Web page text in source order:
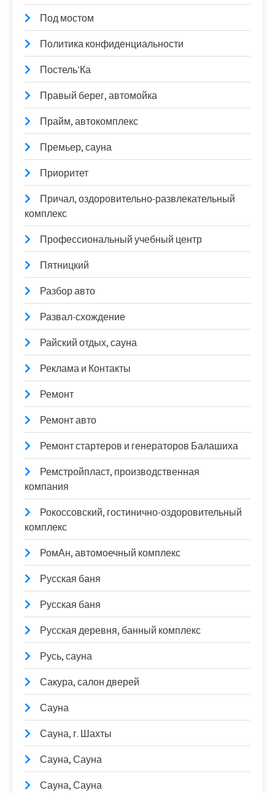
Под мостом
Политика конфиденциальности
Постель’Ка
Правый берег, автомойка
Прайм, автокомплекс
Премьер, сауна
Приоритет
Причал, оздоровительно-развлекательный
комплекс
Профессиональный учебный центр
Пятницкий
Разбор авто
Развал-схождение
Райский отдых, сауна
Реклама и Контакты
Ремонт
Ремонт авто
Ремонт стартеров и генераторов Балашиха
Ремстройпласт, производственная
компания
Рокоссовский, гостинично-оздоровительный
комплекс
РомАн, автомоечный комплекс
Русская баня
Русская баня
Русская деревня, банный комплекс
Русь, сауна
Сакура, салон дверей
Сауна
Сауна, г. Шахты
Сауна, Сауна
Сауна, Сауна